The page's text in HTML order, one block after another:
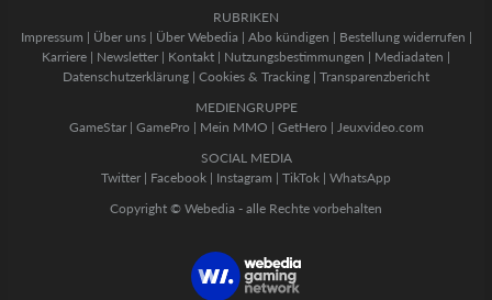
RUBRIKEN
Impressum | Über uns| Über Webedia | Abo kündigen | Bestellung widerrufen |
Karriere | Newsletter | Kontakt | Nutzungsbestimmungen | Mediadaten |
Datenschutzerklärung | Cookies & Tracking | Transparenzbericht
MEDIENGRUPPE
GameStar| GamePro | Mein MMO | GetHero | Jeuxvideo.com
SOCIAL MEDIA
Twitter | Facebook | Instagram | TikTok | WhatsApp
Copyright © Webedia - alle Rechte vorbehalten